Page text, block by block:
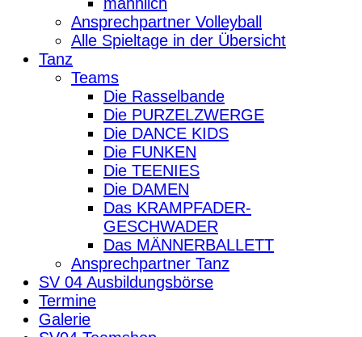
Ansprechpartner Volleyball
Alle Spieltage in der Übersicht
Tanz
Teams
Die Rasselbande
Die PURZELZWERGE
Die DANCE KIDS
Die FUNKEN
Die TEENIES
Die DAMEN
Das KRAMPFADER-
GESCHWADER
Das MÄNNERBALLETT
Ansprechpartner Tanz
SV 04 Ausbildungsbörse
Termine
Galerie